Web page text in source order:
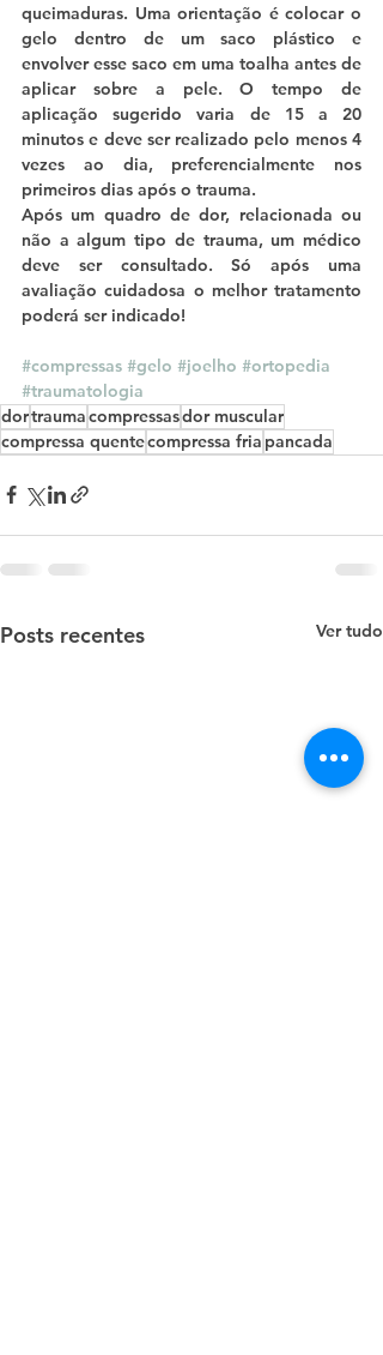
queimaduras. Uma orientação é colocar o
gelo dentro de um saco plástico e
envolver esse saco em uma toalha antes de
aplicar sobre a pele. O tempo de
aplicação sugerido varia de 15 a 20
minutos e deve ser realizado pelo menos 4
vezes ao dia, preferencialmente nos
primeiros dias após o trauma.
Após um quadro de dor, relacionada ou
não a algum tipo de trauma, um médico
deve ser consultado. Só após uma
avaliação cuidadosa o melhor tratamento
poderá ser indicado!
#compressas #gelo #joelho #ortopedia
#traumatologia
dortraumacompressasdor muscular
compressa quentecompressa fria pancada
Posts recentes Ver tudo